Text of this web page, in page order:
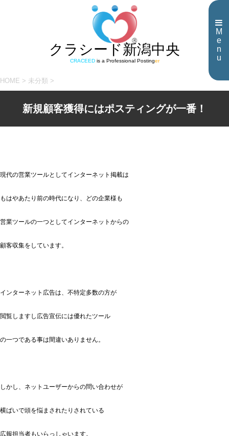
M
e
n
u
クラシード新潟中央
CRACEEDis a Professional Postinger
HOME > 未分類 >
新規顧客獲得にはポスティングが一番！
現代の営業ツールとしてインターネット掲載は
もはやあたり前の時代になり、どの企業様も
営業ツールの一つとしてインターネットからの
顧客収集をしています。
インターネット広告は、不特定多数の方が
閲覧しますし広告宣伝には優れたツール
の一つである事は間違いありません。
しかし、ネットユーザーからの問い合わせが
横ばいで頭を悩まされたりされている
広報担当者もいらっしゃいます。